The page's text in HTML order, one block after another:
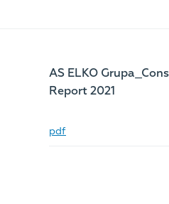
AS ELKO
Report 2021
pdf